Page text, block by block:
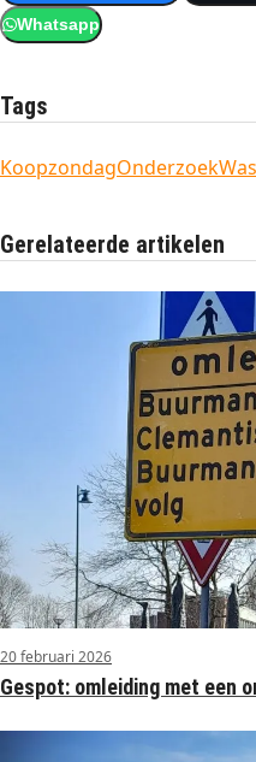
Whatsapp
Tags
KoopzondagOnderzoek
Gerelateerde artikelen
20 februari 2026
Gespot: omleiding met een